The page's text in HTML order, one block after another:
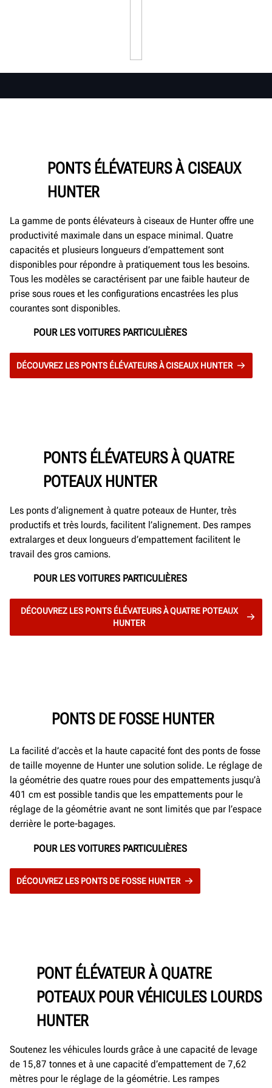
PONTS ÉLÉVATEURS À CISEAUX
HUNTER
La gamme de ponts élévateurs à ciseaux de Hunter offre une
productivité maximale dans un espace minimal. Quatre
capacités et plusieurs longueurs d’empattement sont
disponibles pour répondre à pratiquement tous les besoins.
Tous les modèles se caractérisent par une faible hauteur de
prise sous roues et les configurations encastrées les plus
courantes sont disponibles.
POUR LES VOITURES PARTICULIÈRES
DÉCOUVREZ LES PONTS ÉLÉVATEURS À CISEAUX HUNTER
PONTS ÉLÉVATEURS À QUATRE
POTEAUX HUNTER
Les ponts d’alignement à quatre poteaux de Hunter, très
productifs et très lourds, facilitent l’alignement. Des rampes
extralarges et deux longueurs d’empattement facilitent le
travail des gros camions.
POUR LES VOITURES PARTICULIÈRES
DÉCOUVREZ LES PONTS ÉLÉVATEURS À QUATRE POTEAUX
HUNTER
PONTS DE FOSSE HUNTER
La facilité d’accès et la haute capacité font des ponts de fosse
de taille moyenne de Hunter une solution solide. Le réglage de
la géométrie des quatre roues pour des empattements jusqu’à
401 cm est possible tandis que les empattements pour le
réglage de la géométrie avant ne sont limités que par l’espace
derrière le porte-bagages.
POUR LES VOITURES PARTICULIÈRES
DÉCOUVREZ LES PONTS DE FOSSE HUNTER
PONT ÉLÉVATEUR À QUATRE
POTEAUX POUR VÉHICULES LOURDS
HUNTER
Soutenez les véhicules lourds grâce à une capacité de levage
de 15,87 tonnes et à une capacité d’empattement de 7,62
mètres pour le réglage de la géométrie. Les rampes